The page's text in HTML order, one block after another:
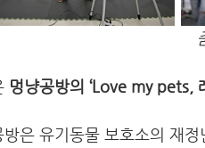
멍냥공방의 ‘Love my pets,
방은 유기동물 보호소의 재